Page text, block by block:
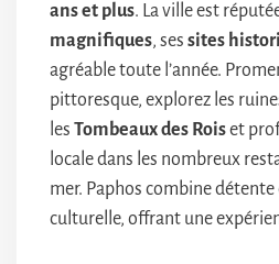
ans et plus. La ville est
magnifiques, ses sites
agréable toute l’année.
pittoresque, explorez les
les Tombeaux des Roiset
locale dans les nombreux
mer. Paphos combine
culturelle, offrant une